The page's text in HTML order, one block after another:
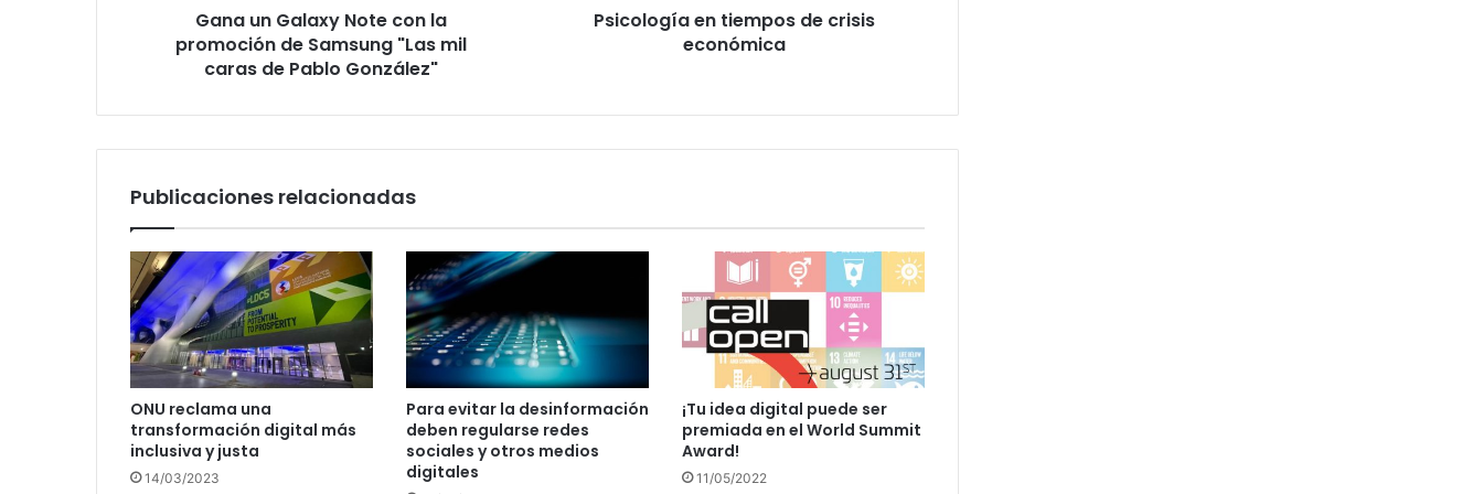
Gana un Galaxy Note con la
promoción de Samsung "Las mil
caras de Pablo González"
Psicología en tiempos de crisis
económica
Publicaciones relacionadas
ONU reclama una
transformación digital más
inclusiva y justa
14/03/2023
Para evitar la desinformación
deben regularse redes
sociales y otros medios
digitales
¡Tu idea digital puede ser
premiada en el World Summit
Award!
11/05/2022